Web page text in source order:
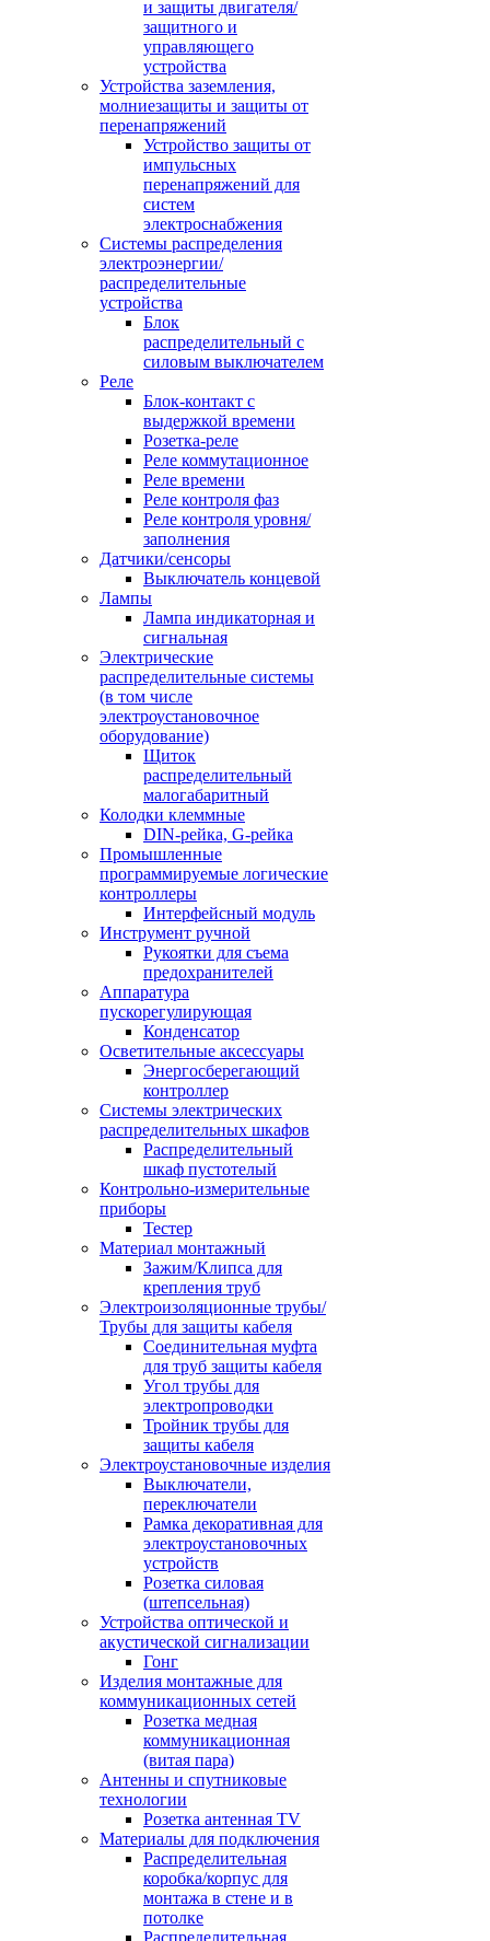
и защиты двигателя/
защитного и
управляющего
устройства
Устройства заземления,
молниезащиты и защиты от
перенапряжений
Устройство защиты от
импульсных
перенапряжений для
систем
электроснабжения
Системы распределения
электроэнергии/
распределительные
устройства
Блок
распределительный с
силовым выключателем
Реле
Блок-контакт с
выдержкой времени
Розетка-реле
Реле коммутационное
Реле времени
Реле контроля фаз
Реле контроля уровня/
заполнения
Датчики/сенсоры
Выключатель концевой
Лампы
Лампа индикаторная и
сигнальная
Электрические
распределительные системы
(в том числе
электроустановочное
оборудование)
Щиток
распределительный
малогабаритный
Колодки клеммные
DIN-рейка, G-рейка
Промышленные
программируемые логические
контроллеры
Интерфейсный модуль
Инструмент ручной
Рукоятки для съема
предохранителей
Аппаратура
пускорегулирующая
Конденсатор
Осветительные аксессуары
Энергосберегающий
контроллер
Системы электрических
распределительных шкафов
Распределительный
шкаф пустотелый
Контрольно-измерительные
приборы
Тестер
Материал монтажный
Зажим/Клипса для
крепления труб
Электроизоляционные трубы/
Трубы для защиты кабеля
Соединительная муфта
для труб защиты кабеля
Угол трубы для
электропроводки
Тройник трубы для
защиты кабеля
Электроустановочные изделия
Выключатели,
переключатели
Рамка декоративная для
электроустановочных
устройств
Розетка силовая
(штепсельная)
Устройства оптической и
акустической сигнализации
Гонг
Изделия монтажные для
коммуникационных сетей
Розетка медная
коммуникационная
(витая пара)
Антенны и спутниковые
технологии
Розетка антенная TV
Материалы для подключения
Распределительная
коробка/корпус для
монтажа в стене и в
потолке
Распределительная